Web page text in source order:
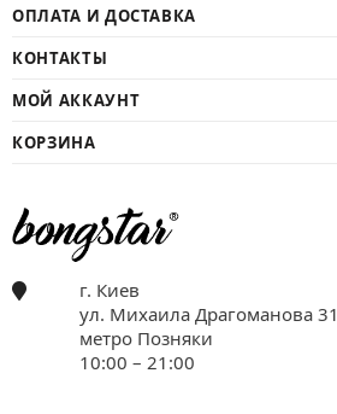
ОПЛАТА И ДОСТАВКА
КОНТАКТЫ
МОЙ АККАУНТ
КОРЗИНА
г. Киев
ул. Михаила Драгоманова 31
метро Позняки
10:00 – 21:00